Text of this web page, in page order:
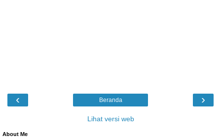
‹ ›
Beranda
Lihat versi web
About Me